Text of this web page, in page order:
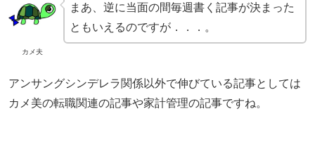
カメ夫
まあ、逆に当面の間毎週書く記事が決まった
ともいえるのですが．．．。
アンサングシンデレラ関係以外で伸びている記事としては
カメ美の転職関連の記事や家計管理の記事ですね。